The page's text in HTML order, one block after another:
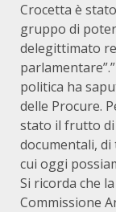
Crocetta è
gruppo di
delegittimato
politica ha
delle Procure.
stato il frutto di
documentali,
cui oggi
Si ricorda che
Commissione